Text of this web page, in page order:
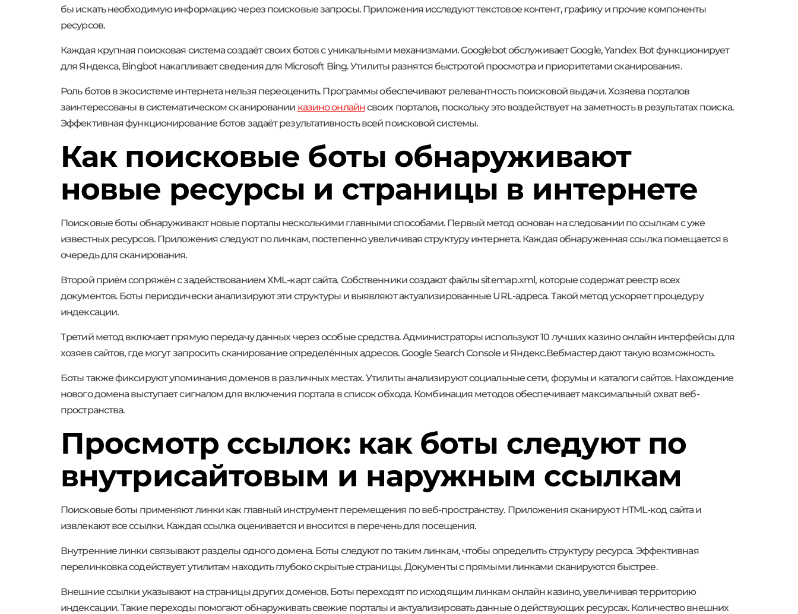
бы искать необходимую информацию через поисковые запросы. Приложения исследуют текстовое контент, графику и прочие компоненты
ресурсов.
Каждая крупная поисковая система создаёт своих ботов с уникальными механизмами. Googlebot обслуживает Google, Yandex Bot функционирует
для Яндекса, Bingbot накапливает сведения для Microsoft Bing. Утилиты разнятся быстротой просмотра и приоритетами сканирования.
Роль ботов в экосистеме интернета нельзя переоценить. Программы обеспечивают релевантность поисковой выдачи. Хозяева порталов
заинтересованы в систематическом сканировании казино онлайнсвоих порталов, поскольку это воздействует на заметность в результатах поиска.
Эффективная функционирование ботов задаёт результативность всей поисковой системы.
Как поисковые боты обнаруживают
новые ресурсы и страницы в интернете
Поисковые боты обнаруживают новые порталы несколькими главными способами. Первый метод основан на следовании по ссылкам с уже
известных ресурсов. Приложения следуют по линкам, постепенно увеличивая структуру интернета. Каждая обнаруженная ссылка помещается в
очередь для сканирования.
Второй приём сопряжён с задействованием XML-карт сайта. Собственники создают файлы sitemap.xml, которые содержат реестр всех
документов. Боты периодически анализируют эти структуры и выявляют актуализированные URL-адреса. Такой метод ускоряет процедуру
индексации.
Третий метод включает прямую передачу данных через особые средства. Администраторы используют 10 лучших казино онлайн интерфейсы для
хозяев сайтов, где могут запросить сканирование определённых адресов. Google Search Console и Яндекс.Вебмастер дают такую возможность.
Боты также фиксируют упоминания доменов в различных местах. Утилиты анализируют социальные сети, форумы и каталоги сайтов. Нахождение
нового домена выступает сигналом для включения портала в список обхода. Комбинация методов обеспечивает максимальный охват веб-
пространства.
Просмотр ссылок: как боты следуют по
внутрисайтовым и наружным ссылкам
Поисковые боты применяют линки как главный инструмент перемещения по веб-пространству. Приложения сканируют HTML-код сайта и
извлекают все ссылки. Каждая ссылка оценивается и вносится в перечень для посещения.
Внутренние линки связывают разделы одного домена. Боты следуют по таким линкам, чтобы определить структуру ресурса. Эффективная
перелинковка содействует утилитам находить глубоко скрытые страницы. Документы с прямыми линками сканируются быстрее.
Внешние ссылки указывают на страницы других доменов. Боты переходят по исходящим линкам онлайн казино, увеличивая территорию
индексации. Такие переходы помогают обнаруживать свежие порталы и актуализировать данные о действующих ресурсах. Количество внешних